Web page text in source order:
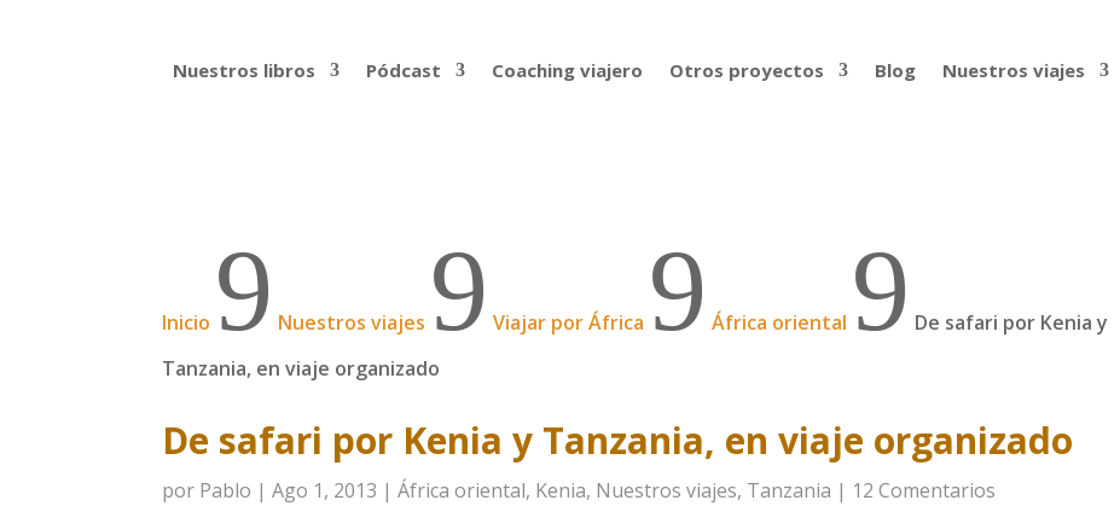
Nuestros libros Pódcast Coaching viajero Otros proyectos Blog Nuestros viajes
Inicio 9 Nuestros viajes 9 Viajar por África 9 África oriental 9 De safari por Kenia y
Tanzania, en viaje organizado
De safari por Kenia y Tanzania, en viaje organizado
por Pablo |Ago 1, 2013 |África oriental, Kenia, Nuestros viajes, Tanzania | 12 Comentarios